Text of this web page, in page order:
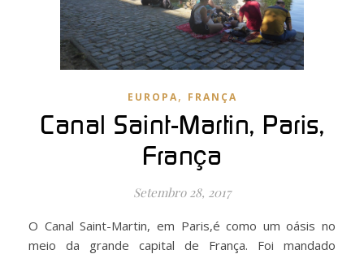
EUROPA, FRANÇA
Canal Saint-Martin, Paris,
França
Setembro 28, 2017
O Canal Saint-Martin, em Paris,é como um oásis no
meio da grande capital de França. Foi mandado